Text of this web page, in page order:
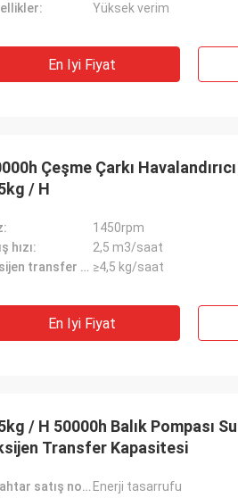
Yüksek verim
En Iyi Fiyat
Çeşme Çarkı
/ H
1450rpm
hızı:
2,5 m3/saat
oksijen transfer kapasitesi: ≥4,5 kg/saat
En Iyi Fiyat
/ H 50000h Balık Pompası
Transfer Kapasitesi
Anahtar satış noktaları: Enerji tasarrufu